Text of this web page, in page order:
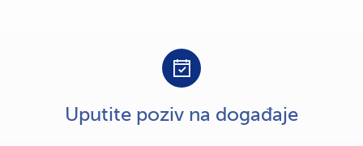
Uputite poziv na događaje